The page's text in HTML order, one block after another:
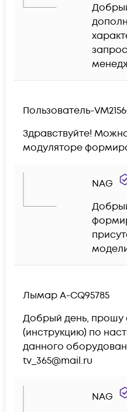
Пользователь-
Здравствуйте!
модуляторе
NAG
Лымар А-CQ95785
Добрый день, прошу
(инструкцию) по
данного
tv_365@mail.ru
NAG